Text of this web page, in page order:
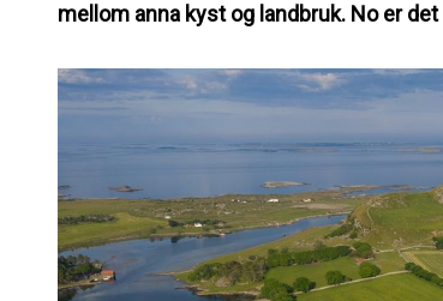
mellom anna kyst og landbruk. No er